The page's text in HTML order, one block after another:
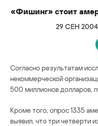
«Фишинг» стоит
29 СЕН 2004
Согласно результатам
некоммерческой
500 миллионов долларов,
Кроме того, опрос 1335
выявил, что три четверти